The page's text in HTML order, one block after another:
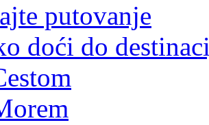
putovanje
doći do